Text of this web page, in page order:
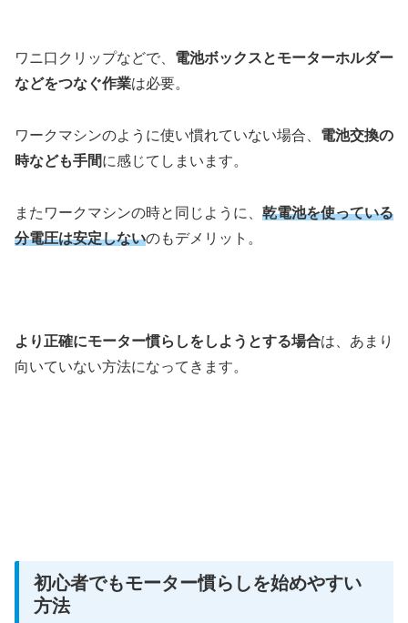
ワニ口クリップなどで、 電池ボックスとモーターホルダー
などをつなぐ作業は必要。
ワークマシンのように使い慣れていない場合、 電池交換の
時なども手間に感じてしまいます。
またワークマシンの時と同じように、 乾電池を使っている
分電圧は安定しないのもデメリット。
より正確にモーター慣らしをしようとする場合は、あまり
向いていない方法になってきます。
初心者でもモーター慣らしを始めやすい
方法